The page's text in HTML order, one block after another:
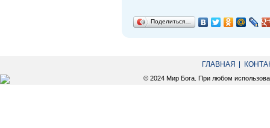
Поделиться…
ГЛАВНАЯ
© 2024 Мир Бога. При любом